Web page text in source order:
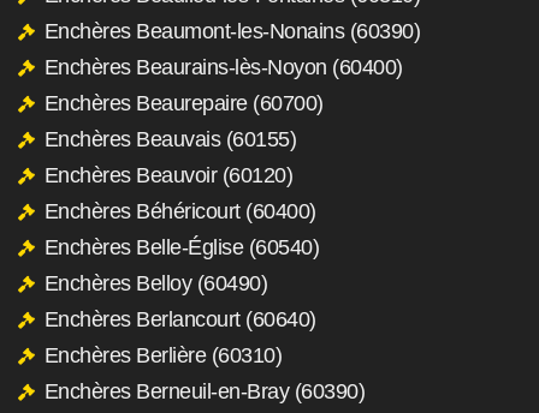
Enchères Beaumont-les-Nonains (60390)
Enchères Beaurains-lès-Noyon (60400)
Enchères Beaurepaire (60700)
Enchères Beauvais (60155)
Enchères Beauvoir (60120)
Enchères Béhéricourt (60400)
Enchères Belle-Église (60540)
Enchères Belloy (60490)
Enchères Berlancourt (60640)
Enchères Berlière (60310)
Enchères Berneuil-en-Bray (60390)